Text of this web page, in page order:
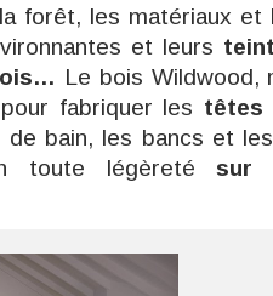
forêt, les matériaux et
et leurs
Le bois Wildwood,
fabriquer les têtes
de bain, les bancs et
toute légèretésur